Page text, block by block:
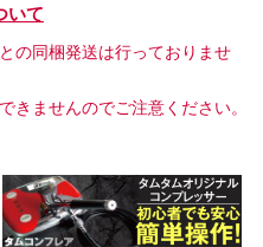
いて
の同梱発送は行っておりませ
きませんのでご注意ください。